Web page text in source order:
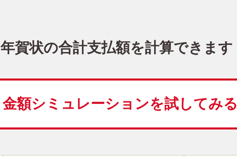
年賀状の合計支払額を計算できます
金額シミュレーションを試してみる